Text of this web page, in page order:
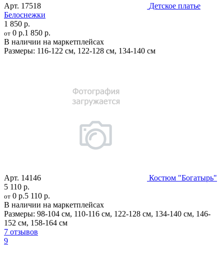
Арт. 17518
Детское платье
Белоснежки
1 850 р.
от 0 р.1 850 р.
В наличии на маркетплейсах
Размеры: 116-122 см, 122-128 см, 134-140 см
Арт. 14146
Костюм "Богатырь"
5 110 р.
от 0 р.5 110 р.
В наличии на маркетплейсах
Размеры: 98-104 см, 110-116 см, 122-128 см, 134-140 см, 146-
152 см, 158-164 см
7 отзывов
9